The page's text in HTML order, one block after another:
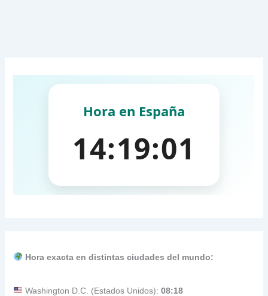
Hora exacta en distintas ciudades del mundo:
Washington D.C. (Estados Unidos):08:18